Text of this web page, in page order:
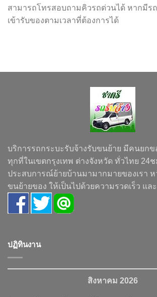
สามารถโทรสอบถามคิวรถด่วนได้ หากมีร
เข้ารับของตามเวลาที่ต้องการได้
บริการรถกระบะรับจ้างรับขนย้าย มีคนยกข
ทุกที่ในเขตกรุงเทพ ต่างจังหวัด ทั่วไทย 24
ประสบการณ์ย้ายบ้านมามากมายของเรา
ขนย้ายของ ให้เป็นไปด้วยความรวดเร็ว แ
ปฏิทินงาน
สิงหาคม 2026